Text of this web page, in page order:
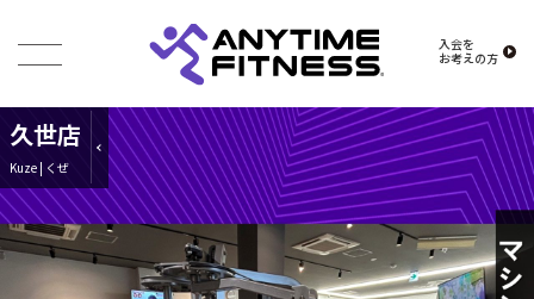
入会を
お考えの方
久世店
Kuze | くぜ